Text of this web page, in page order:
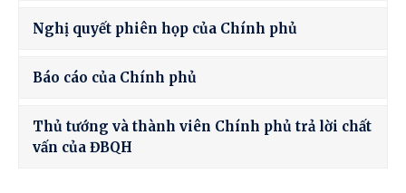
Nghị quyết phiên họp của Chính phủ
Báo cáo của Chính phủ
Thủ tướng và thành viên Chính phủ trả lời chất
vấn của ĐBQH